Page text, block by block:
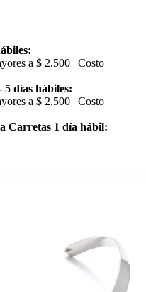
a $ 2.500 | Costo
días hábiles:
a $ 2.500 | Costo
Carretas 1 día hábil: